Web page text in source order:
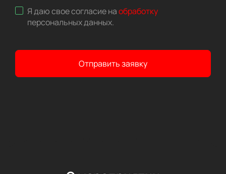
Я даю свое согласие наобработку
персональных данных.
Отправить заявку